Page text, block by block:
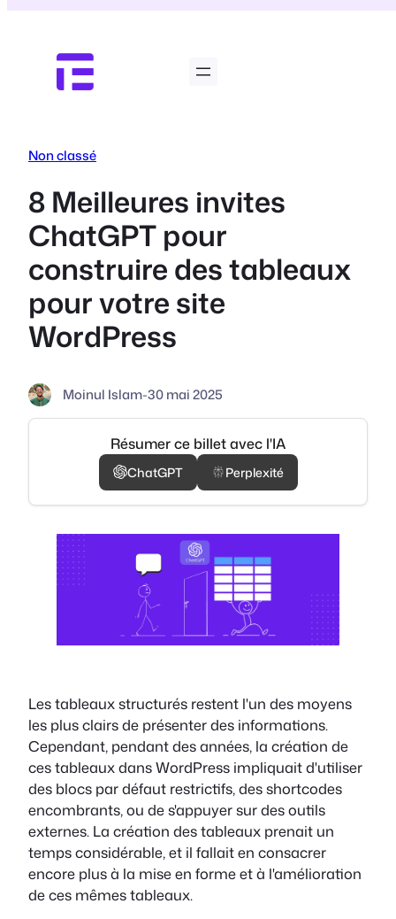
contenu
Non classé
8 Meilleures invites
ChatGPT pour
construire des tableaux
pour votre site
WordPress
Moinul Islam-30 mai 2025
Résumer ce billet avec l'IA
ChatGPT Perplexité
Les tableaux structurés restent l'un des moyens
les plus clairs de présenter des informations.
Cependant, pendant des années, la création de
ces tableaux dans WordPress impliquait d'utiliser
des blocs par défaut restrictifs, des shortcodes
encombrants, ou de s'appuyer sur des outils
externes. La création des tableaux prenait un
temps considérable, et il fallait en consacrer
encore plus à la mise en forme et à l'amélioration
de ces mêmes tableaux.